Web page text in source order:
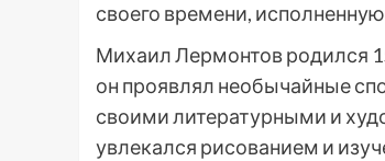
своего времени,
Михаил Лермонтов родился
он проявлял необычайные
своими литературными и
увлекался рисованием и